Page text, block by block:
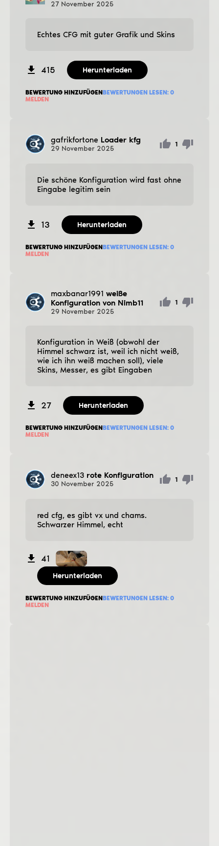
27 November 2025
Echtes CFG mit guter Grafik und Skins
415 Herunterladen
BEWERTUNG HINZUFÜGENBEWERTUNGEN LESEN: 0
MELDEN
gafrikfortone Loader kfg
29 November 2025
1
Die schöne Konfiguration wird fast ohne
Eingabe legitim sein
13 Herunterladen
BEWERTUNG HINZUFÜGENBEWERTUNGEN LESEN: 0
MELDEN
maxbanar1991 weiße
Konfiguration von Nimb11
29 November 2025
1
Konfiguration in Weiß (obwohl der
Himmel schwarz ist, weil ich nicht weiß,
wie ich ihn weiß machen soll), viele
Skins, Messer, es gibt Eingaben
27 Herunterladen
BEWERTUNG HINZUFÜGENBEWERTUNGEN LESEN: 0
MELDEN
deneex13 rote Konfiguration
30 November 2025
1
red cfg, es gibt vx und chams.
Schwarzer Himmel, echt
41
Herunterladen
BEWERTUNG HINZUFÜGENBEWERTUNGEN LESEN: 0
MELDEN